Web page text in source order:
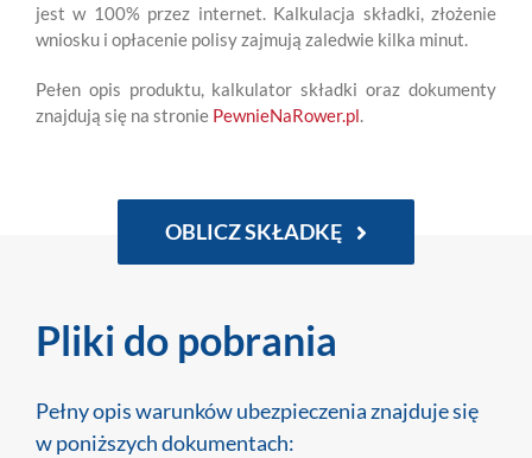
jest w 100% przez internet. Kalkulacja składki, złożenie
wniosku i opłacenie polisy zajmują zaledwie kilka minut.
Pełen opis produktu, kalkulator składki oraz dokumenty
znajdują się na stronie PewnieNaRower.pl.
OBLICZ SKŁADKĘ
Pliki do pobrania
Pełny opis warunków ubezpieczenia znajduje się
w poniższych dokumentach: